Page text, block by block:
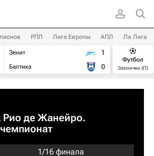
РПЛ Лига Европы АПЛ Ла Лига
Зенит
Балтика
1
0
Футбол
Закончен (П)
Рио де Жанейро.
1/16 финала